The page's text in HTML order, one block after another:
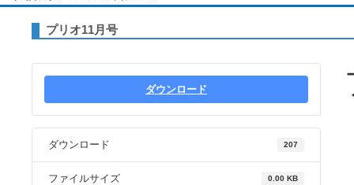
プリオ11月号
ダウンロード
ダウンロード 207
ファイルサイズ 0.00 KB